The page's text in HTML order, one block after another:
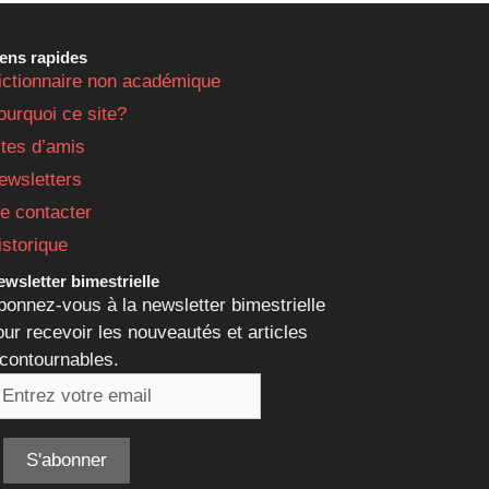
rapides
non académique
ce site?
d’amis
contacter
bimestrielle
vous à la newsletter bimestrielle
recevoir les nouveautés et articles